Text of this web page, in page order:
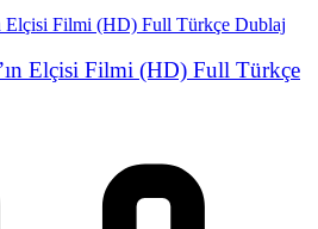
Elçisi Filmi (HD) Full Türkçe